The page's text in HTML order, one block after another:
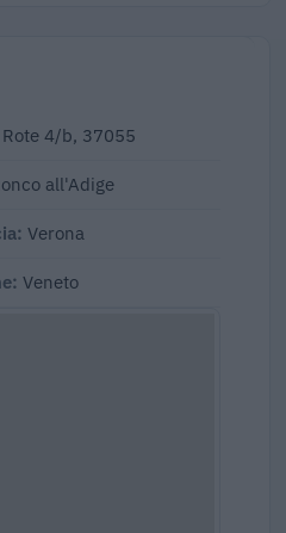
Rote 4/b, 37055
all'Adige
Verona
Veneto